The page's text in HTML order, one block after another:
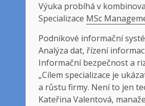
Výuka probíhá v
Specializace MSc
Podnikové informační
Analýza dat, řízení
Informační bezpečnost a
„Cílem specializace je
a růstu firmy. Není to jen
Kateřina Valentová,